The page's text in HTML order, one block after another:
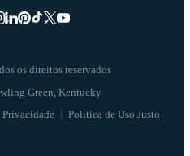
os direitos reservados
Política de Uso Justo